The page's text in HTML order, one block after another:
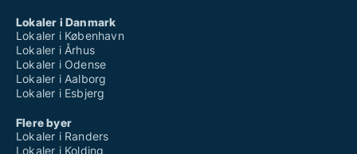
Lokaler i Danmark
Lokaler i København
Lokaler i Århus
Lokaler i Odense
Lokaler i Aalborg
Lokaler i Esbjerg
Flere byer
Lokaler i Randers
Lokaler i Kolding